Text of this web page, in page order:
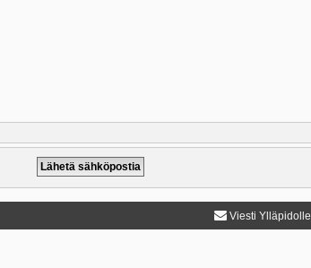
Viesti Ylläpidolle